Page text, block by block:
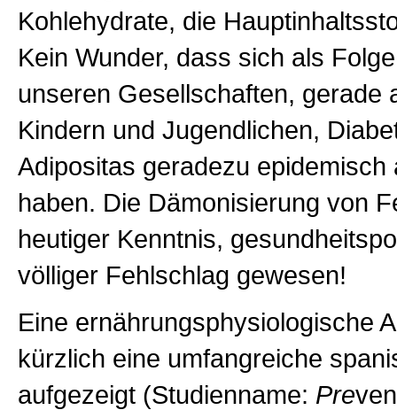
Kohlehydrate, die
Kein Wunder, dass sich als
unseren Gesellschaften, gerade
Kindern und Jugendlichen,
Adipositas geradezu epidemisch
haben. Die Dämonisierung von
heutiger Kenntnis,
völliger Fehlschlag gewesen!
Eine ernährungsphysiologische
kürzlich eine umfangreiche
aufgezeigt (Studienname: Pre